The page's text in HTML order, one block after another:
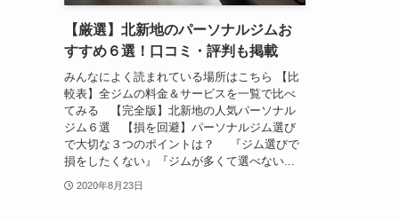
【厳選】北新地のパーソナルジムお
すすめ６選！口コミ・評判も掲載
みんなによく読まれている場所はこちら 【比
較表】全ジムの料金＆サービスを一覧で比べ
てみる 【完全版】北新地の人気パーソナル
ジム６選 【損を回避】パーソナルジム選び
で大切な３つのポイントは？ 『ジム選びで
損をしたくない』『ジムが多くて選べない...
2020年8月23日